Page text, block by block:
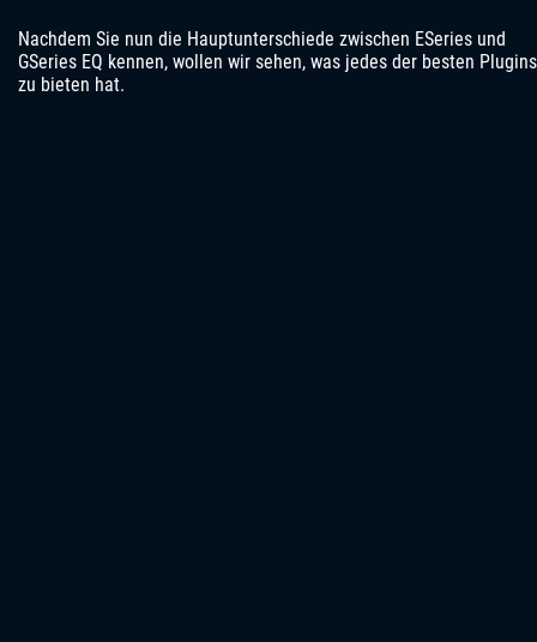
Nachdem Sie nun die Hauptunterschiede zwischen ESeries und
GSeries EQ kennen, wollen wir sehen, was jedes der besten Plugins
zu bieten hat.